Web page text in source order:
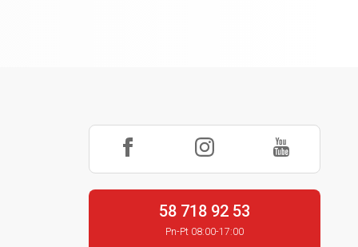
58 718 92 53
Pn-Pt 08:00-17:00